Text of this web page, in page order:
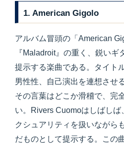
1. American Gigolo
アルバム冒頭の「American
『Maladroit』の重く、鋭いギ
提示する楽曲である。タイト
男性性、自己演出を連想させ
その言葉はどこか滑稽で、完
い。Rivers Cuomoはしばしば
クシュアリティを扱いながら
だものとして提示する。この